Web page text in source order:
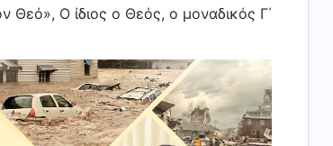
Θεό», Ο ίδιος ο Θεός, ο μοναδικός Γ΄